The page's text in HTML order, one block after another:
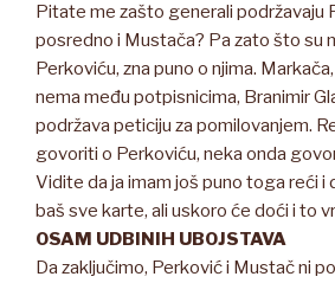
Pitate me zašto generali podržavaju
posredno i Mustača? Pa zato što su
Perkoviću, zna puno o njima.
nema među potpisnicima, Branimir
podržava peticiju za pomilovanjem.
govoriti o Perkoviću, neka onda
Vidite da ja imam još puno toga reći i
baš sve karte, ali uskoro će doći i to
OSAM UDBINIH UBOJSTAVA
Da zaključimo, Perković i Mustač ni